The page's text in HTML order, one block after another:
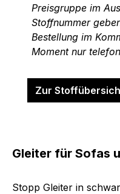
Preisgruppe im
Stoffnummer
Bestellung im
Moment nur
Zur
Gleiter für Sofas
Stopp Gleiter in